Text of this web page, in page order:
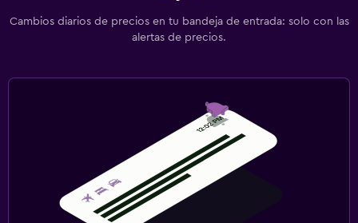
Cambios diarios de precios en tu bandeja de entrada: solo con las
alertas de precios.